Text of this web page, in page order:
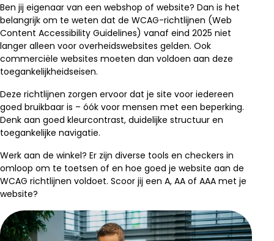
Ben jij eigenaar van een webshop of website? Dan is het
belangrijk om te weten dat de WCAG-richtlijnen (Web
Content Accessibility Guidelines) vanaf eind 2025 niet
langer alleen voor overheidswebsites gelden. Ook
commerciële websites moeten dan voldoen aan deze
toegankelijkheidseisen.
Deze richtlijnen zorgen ervoor dat je site voor iedereen
goed bruikbaar is – óók voor mensen met een beperking.
Denk aan goed kleurcontrast, duidelijke structuur en
toegankelijke navigatie.
Werk aan de winkel? Er zijn diverse tools en checkers in
omloop om te toetsen of en hoe goed je website aan de
WCAG richtlijnen voldoet. Scoor jij een A, AA of AAA met je
website?